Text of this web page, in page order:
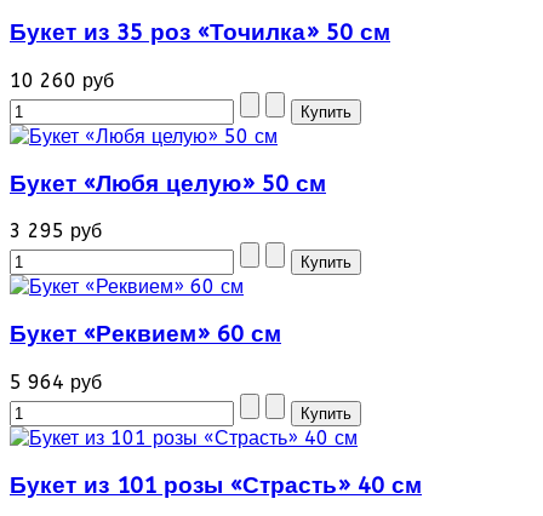
Букет из 35 роз «Точилка» 50 см
10 260 руб
Букет «Любя целую» 50 см
3 295 руб
Букет «Реквием» 60 см
5 964 руб
Букет из 101 розы «Страсть» 40 см